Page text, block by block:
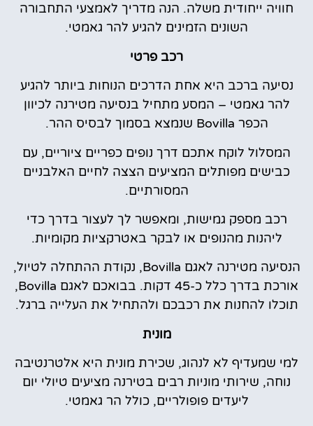
חוויה ייחודית משלה. הנה מדריך לאמצעי התחבורה
השונים הזמינים להגיע להר גאמטי.
רכב פרטי
נסיעה ברכב היא אחת הדרכים הנוחות ביותר להגיע
להר גאמטי – המסע מתחיל בנסיעה מטירנה לכיוון
הכפר Bovilla שנמצא בסמוך לבסיס ההר.
המסלול לוקח אתכם דרך נופים כפריים ציוריים, עם
כבישים מפותלים המציעים הצצה לחיים האלבניים
המסורתיים.
רכב מספק גמישות, ומאפשר לך לעצור בדרך כדי
ליהנות מהנופים או לבקר באטרקציות מקומיות.
הנסיעה מטירנה לאגם Bovilla, נקודת ההתחלה לטיול,
אורכת בדרך כלל כ-45 דקות. בבואכם לאגם Bovilla,
תוכלו להחנות את רכבכם ולהתחיל את העלייה ברגל.
מונית
למי שמעדיף לא לנהוג, שכירת מונית היא אלטרנטיבה
נוחה, שירותי מוניות רבים בטירנה מציעים טיולי יום
ליעדים פופולריים, כולל הר גאמטי.